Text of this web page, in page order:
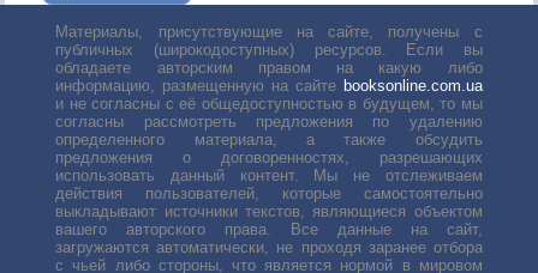
Материалы, присутствующие на сайте, получены с
публичных (широкодоступных) ресурсов. Если вы
обладаете авторским правом на какую либо
информацию, размещенную на сайте booksonline.com.ua
и не согласны с её общедоступностью в будущем, то мы
согласны рассмотреть предложения по удалению
определенного материала, а также обсудить
предложения о договоренностях, разрешающих
использовать данный контент. Мы не отслеживаем
действия пользователей, которые самостоятельно
выкладывают источники текстов, являющиеся объектом
вашего авторского права. Все данные на сайт,
загружаются автоматически, не проходя заранее отбора
с чьей либо стороны, что является нормой в мировом